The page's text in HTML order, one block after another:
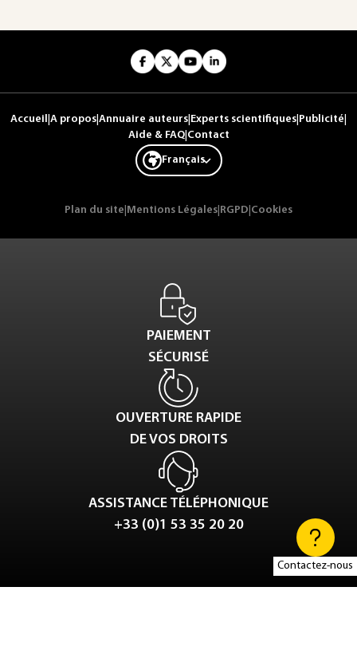
Contactez-nous
Accueil A propos Annuaire auteurs Experts scientifiques Publicité
Aide & FAQ| Contact
Français
Plan du site Mentions Légales RGPD Cookies
PAIEMENT
SÉCURISÉ
OUVERTURE RAPIDE
DE VOS DROITS
ASSISTANCE TÉLÉPHONIQUE
+33 (0)1 53 35 20 20